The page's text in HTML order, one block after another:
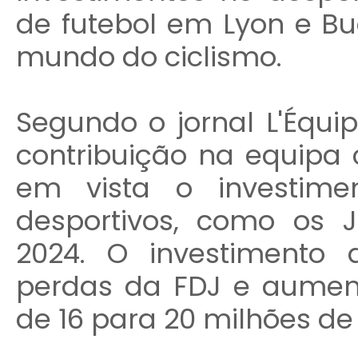
de futebol em Lyon e
mundo do ciclismo.
Segundo o jornal
contribuição na
em vista o
desportivos, como os
2024. O
perdas da FDJ e
de 16 para 20 milhões